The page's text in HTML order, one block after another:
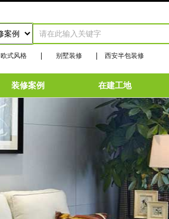
欧式风格 别墅装修 西安半包装修
装修案例 在建工地